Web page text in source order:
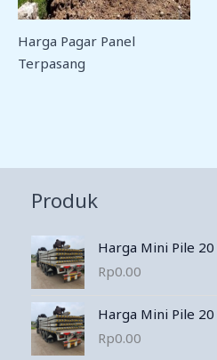
Harga Pagar Panel
Terpasang
Produk
Harga Mini Pile 20
Rp0.00
Harga Mini Pile 20
Rp0.00